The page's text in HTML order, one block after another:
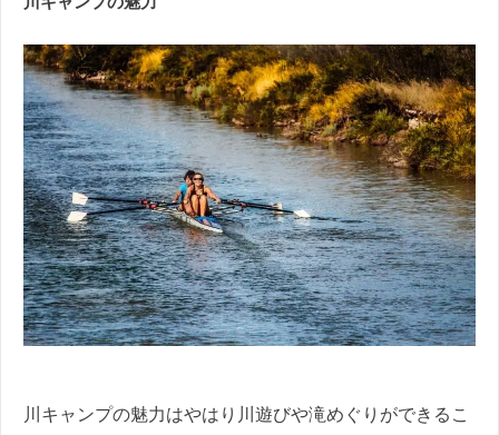
川キャンプの魅力はやはり川遊びや滝めぐりができるこ